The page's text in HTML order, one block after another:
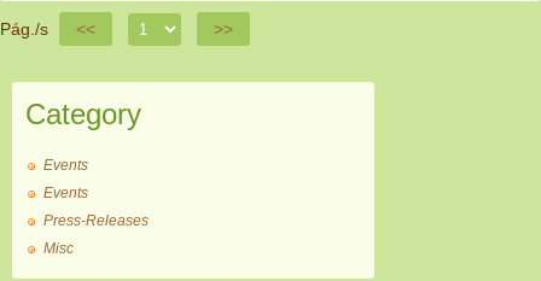
Pág./s << >>
Category
Events
Events
Press-Releases
Misc